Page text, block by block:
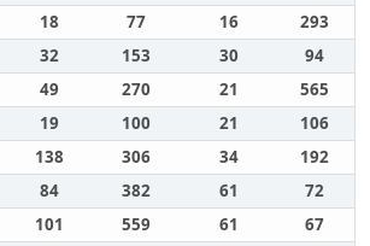
18 77 16
293
32 153 30
94
49 270 21
565
19 100 21
106
138 306 34
192
84 382 61
72
101 559 61
67